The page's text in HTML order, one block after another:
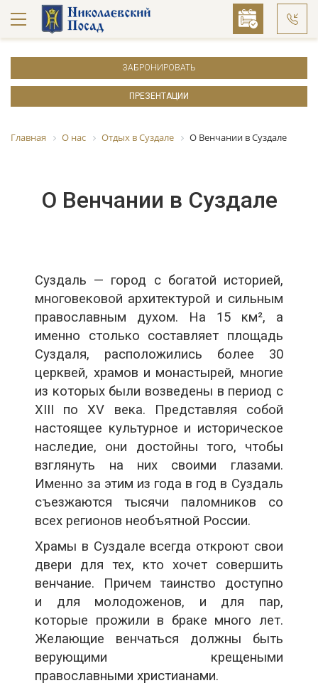
ЗАБРОНИРОВАТЬ
ПРЕЗЕНТАЦИИ
Главная О нас Отдых в Суздале О Венчании в Суздале
О Венчании в Суздале
Суздаль — город с богатой историей,
многовековой архитектурой и сильным
православным духом. На 15 км², а
именно столько составляет площадь
Суздаля, расположились более 30
церквей, храмов и монастырей, многие
из которых были возведены в период с
XIII по XV века. Представляя собой
настоящее культурное и историческое
наследие, они достойны того, чтобы
взглянуть на них своими глазами.
Именно за этим из года в год в Суздаль
съезжаются тысячи паломников со
всех регионов необъятной России.
Храмы в Суздале всегда откроют свои
двери для тех, кто хочет совершить
венчание. Причем таинство доступно
и для молодоженов, и для пар,
которые прожили в браке много лет.
Желающие венчаться должны быть
верующими крещеными
православными христианами.